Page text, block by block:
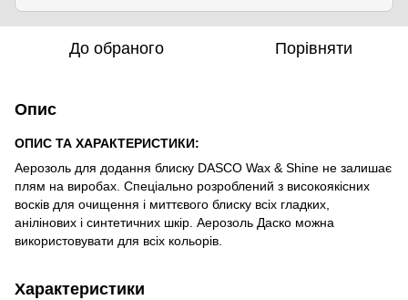
До обраного Порівняти
Опис
ОПИС ТА ХАРАКТЕРИСТИКИ:
Аерозоль для додання блиску DASCO Wax & Shine не залишає
плям на виробах. Спеціально розроблений з високоякісних
восків для очищення і миттєвого блиску всіх гладких,
анілінових і синтетичних шкір. Аерозоль Даско можна
використовувати для всіх кольорів.
Характеристики